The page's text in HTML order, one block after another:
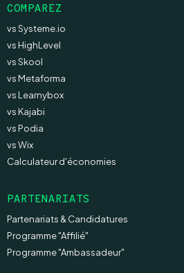
COMPAREZ
vs Systeme.io
vs HighLevel
vs Skool
vs Metaforma
vs Learnybox
vs Kajabi
vs Podia
vs Wix
Calculateur d'économies
PARTENARIATS
Partenariats & Candidatures
Programme "Affilié"
Programme "Ambassadeur"